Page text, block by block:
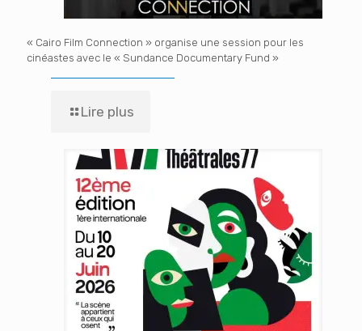
« Cairo Film Connection » organise une session pour les
cinéastes avec le « Sundance Documentary Fund »
Lire plus